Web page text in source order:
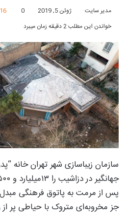
مدیر سایت ژوئن 5, 2019 0
خواندن این مطلب 2 دقیقه زمان میبرد
سازمان زیباسازی شهر تهران خانه
پس از مرمت به پاتوق فرهنگی مبدل
جز مخروبه‌ای متروک با حیاطی پر از